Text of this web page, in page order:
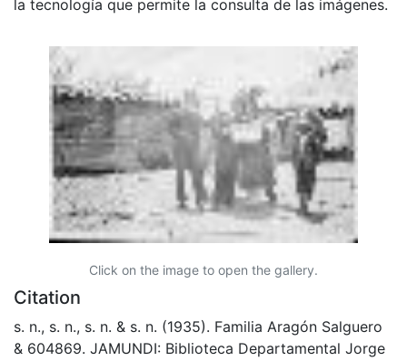
la tecnología que permite la consulta de las imágenes.
Click on the image to open the gallery.
Citation
s. n., s. n., s. n. & s. n. (1935). Familia Aragón Salguero
& 604869. JAMUNDI: Biblioteca Departamental Jorge